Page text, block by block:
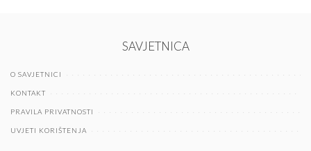
SAVJETNICA
O SAVJETNICI
KONTAKT
PRAVILA PRIVATNOSTI
UVJETI KORIŠTENJA